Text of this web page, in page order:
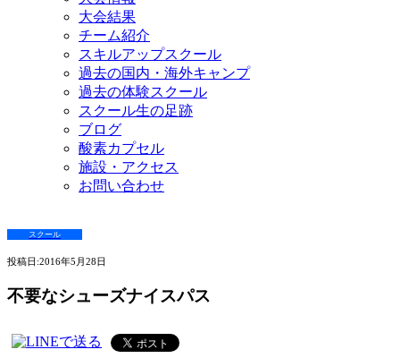
大会結果
チーム紹介
スキルアップスクール
過去の国内・海外キャンプ
過去の体験スクール
スクール生の足跡
ブログ
酸素カプセル
施設・アクセス
お問い合わせ
スクール
投稿日:2016年5月28日
不要なシューズナイスパス